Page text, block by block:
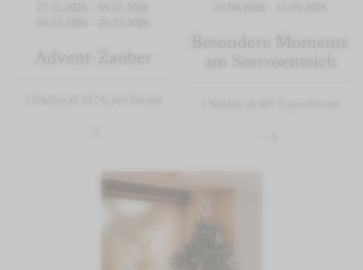
Advent-Zauber
Besondere Momente